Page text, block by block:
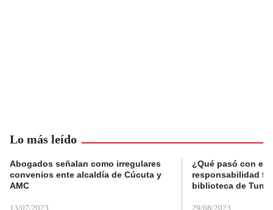
Lo más leído
Abogados señalan como irregulares
convenios ente alcaldía de Cúcuta y
AMC
13/07/2023
¿Qué pasó con el
responsabilidad
biblioteca de
29/08/2023